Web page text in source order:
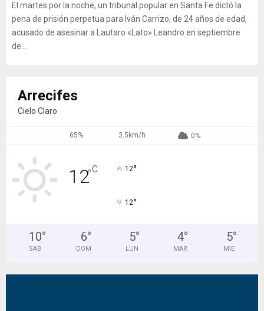
El martes por la noche, un tribunal popular en Santa Fe dictó la
pena de prisión perpetua para Iván Carrizo, de 24 años de edad,
acusado de asesinar a Lautaro «Lato» Leandro en septiembre
de...
Arrecifes
Cielo Claro
65% 3.5km/h 0%
12°C 12°
12°
10°
SAB
6°
DOM
5°
LUN
4°
MAR
5°
MIE